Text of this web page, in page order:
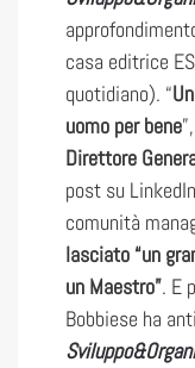
casa editrice
quotidiano). “
uomo per bene
Direttore
post su
comunità
lasciato “un
un Maestro”. E
Bobbiese ha